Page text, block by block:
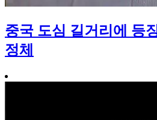
중국 도심 길거리에 등
정체